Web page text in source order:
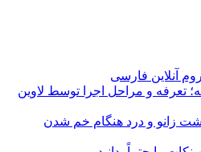
آنلاین فارسی
تعرفه و مراحل اجرا توسط لاوین
زانو و درد هنگام خم شدن